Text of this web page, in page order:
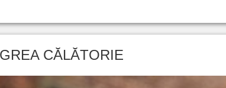
CĂLĂTORIE